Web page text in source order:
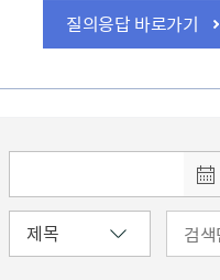
질의응답 바로가기